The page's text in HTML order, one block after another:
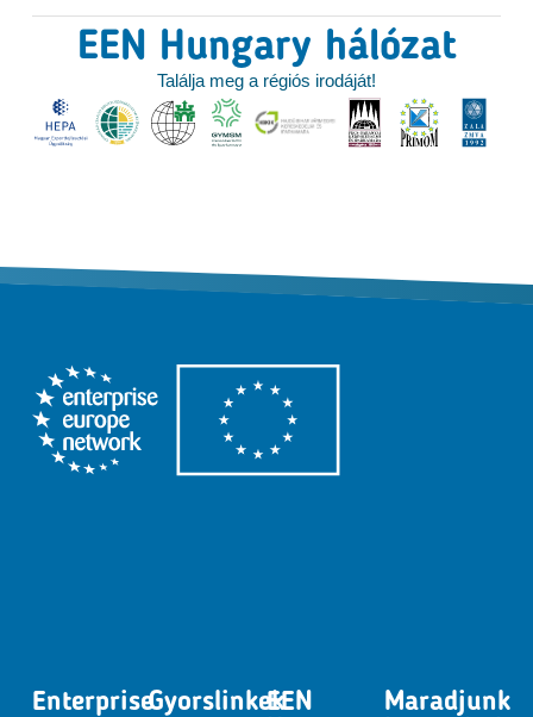
EEN Hungary hálózat
Találja meg a régiós irodáját!
EnterpriseGyorslinkekEEN
Maradjunk